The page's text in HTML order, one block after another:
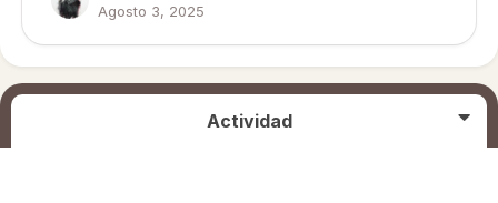
Agosto 3, 2025
Actividad